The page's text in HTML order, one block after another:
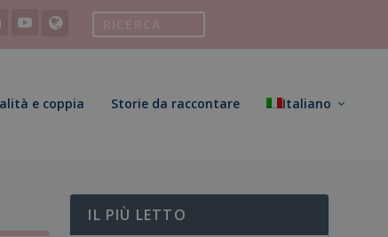
e coppia Storie da raccontare Italiano
IL PIÙ LETTO